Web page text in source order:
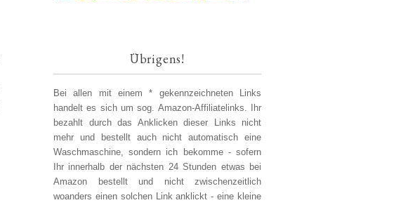
Übrigens!
Bei allen mit einem * gekennzeichneten Links
handelt es sich um sog. Amazon-Affiliatelinks. Ihr
bezahlt durch das Anklicken dieser Links nicht
mehr und bestellt auch nicht automatisch eine
Waschmaschine, sondern ich bekomme - sofern
Ihr innerhalb der nächsten 24 Stunden etwas bei
Amazon bestellt und nicht zwischenzeitlich
woanders einen solchen Link anklickt - eine kleine